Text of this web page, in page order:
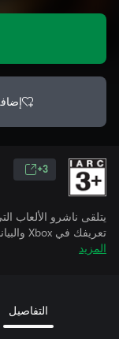
3+
يتلقى ناشرو الألعاب
تعريفك في Xbox والبيانات المقترنة بينما تمارس الألعاب.
المزيد
التفاصيل